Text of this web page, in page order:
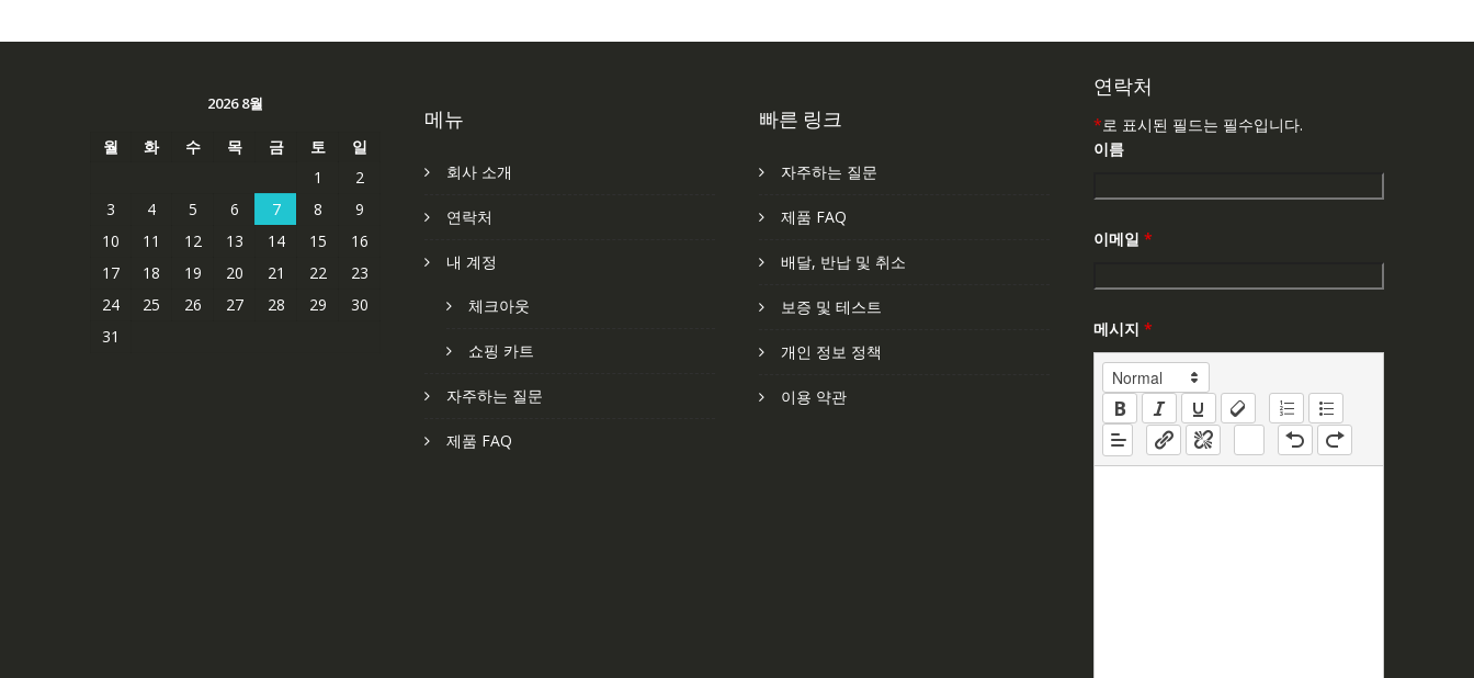
2026 8월
월 화 수 목 금 토
일
1
2
3
4 5 6 7 8
9
10
11 12 13 14 15
16
17
18 19 20 21 22
23
24
25 26 27 28 29
30
31
메뉴
회사 소개
연락처
내 계정
체크아웃
쇼핑 카트
자주하는 질문
제품 FAQ
빠른 링크
자주하는 질문
제품 FAQ
배달, 반납 및 취소
보증 및 테스트
개인 정보 정책
이용 약관
연락처
*로 표시된 필드는 필수입니다.
이름
이메일 *
메시지 *